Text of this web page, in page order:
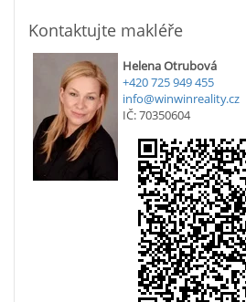
Kontaktujte makléře
Helena Otrubová
+420 725 949 455
info@winwinreality.cz
IČ: 70350604